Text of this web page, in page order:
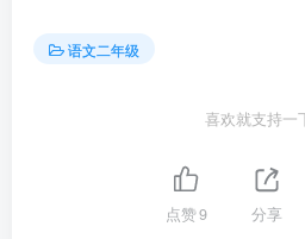
语文二年级
喜欢就支持一
点赞9 分享